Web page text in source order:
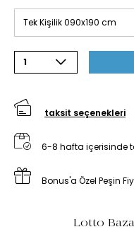
Tek Kişilik 090x190 cm
1
taksit seçenekleri
6-8 hafta içerisinde
Bonus'a Özel Peşin
Lotto